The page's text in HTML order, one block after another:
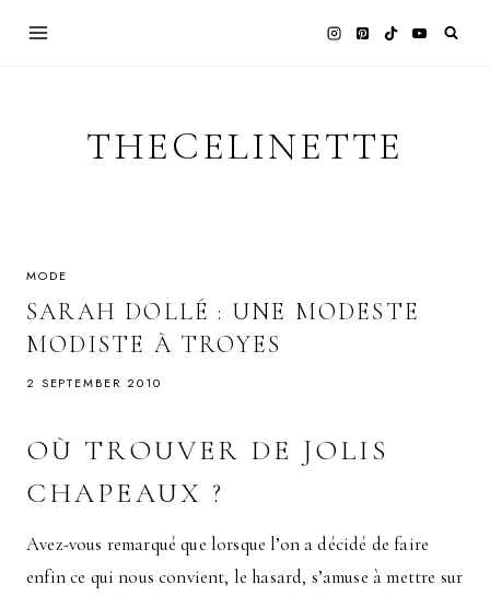
THECELINETTE
MODE
SARAH DOLLÉ : UNE MODESTE
MODISTE À TROYES
2 SEPTEMBER 2010
OÙ TROUVER DE JOLIS
CHAPEAUX ?
Avez-vous remarqué que lorsque l’on a décidé de faire
enfin ce qui nous convient, le hasard, s’amuse à mettre sur